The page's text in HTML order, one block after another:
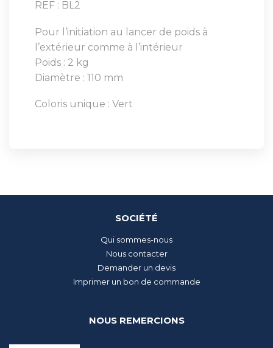
REF : BL2
Pour l’initiation au lancer de poids à
l’extérieur comme à l’intérieur
Poids : 2 kg
Diamètre : 110 mm
Coloris unique : Vert
SOCIÉTÉ
Qui sommes-nous
Nous contacter
Demander un devis
Imprimer un bon de commande
NOUS REMERCIONS